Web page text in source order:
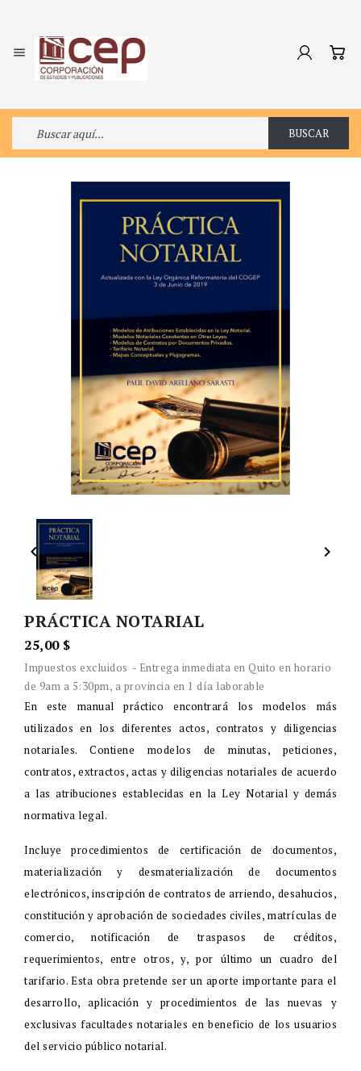

BUSCAR
 
PRÁCTICA NOTARIAL
25,00 $
Impuestos excluidos
Entrega inmediata en Quito en horario
de 9am a 5:30pm, a provincia en 1 día laborable
En este manual práctico encontrará los modelos más
utilizados en los diferentes actos, contratos y diligencias
notariales. Contiene modelos de minutas, peticiones,
contratos, extractos, actas y diligencias notariales de acuerdo
a las atribuciones establecidas en la Ley Notarial y demás
normativa legal.
Incluye procedimientos de certificación de documentos,
materialización y desmaterialización de documentos
electrónicos, inscripción de contratos de arriendo, desahucios,
constitución y aprobación de sociedades civiles, matrículas de
comercio, notificación de traspasos de créditos,
requerimientos, entre otros, y, por último un cuadro del
tarifario. Esta obra pretende ser un aporte importante para el
desarrollo, aplicación y procedimientos de las nuevas y
exclusivas facultades notariales en beneficio de los usuarios
del servicio público notarial.